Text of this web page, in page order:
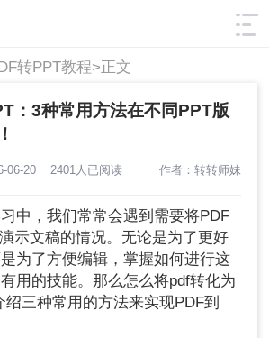
筛选
转PPT教程>正文
：3种常用方法在不同PPT版
06-20 2401人已阅读 作者：转转师妹
中，我们常常会遇到需要将PDF
示文稿的情况。无论是为了更好
为了方便编辑，掌握如何进行这
用的技能。那么怎么将pdf转化为
绍三种常用的方法来实现PDF到